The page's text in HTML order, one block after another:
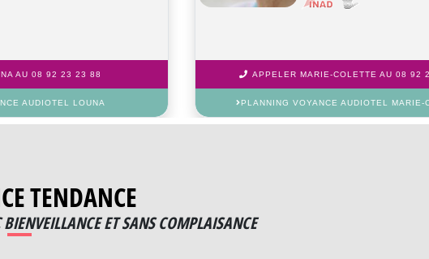
AU 08 92 23 23 88
AUDIOTEL LOUNA
APPELER MARIE-COLETTE AU 08 92
PLANNING VOYANCE AUDIOTEL MARIE-
TENDANCE
ET SANS COMPLAISANCE